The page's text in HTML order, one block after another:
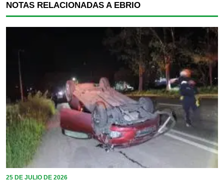
NOTAS RELACIONADAS A EBRIO
25 DE JULIO DE 2026